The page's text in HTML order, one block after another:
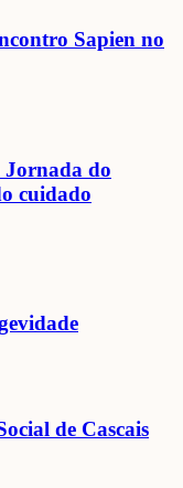
Sapien no
Jornada do
cuidado
de Cascais